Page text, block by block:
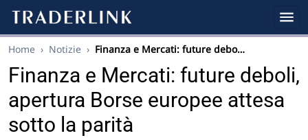
Home › Notizie › Finanza e Mercati: future debo…
Finanza e Mercati: future deboli,
apertura Borse europee attesa
sotto la parità